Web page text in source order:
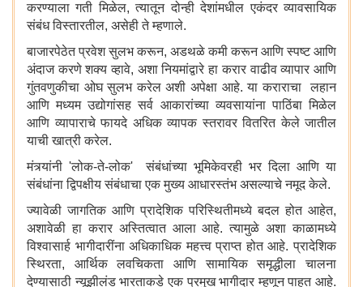
करण्याला गती मिळेल, त्यातून दोन्ही देशांमधील एकंदर व्यावसायिक
संबंध विस्तारतील, असेही ते म्हणाले.
बाजारपेठेत प्रवेश सुलभ करून, अडथळे कमी करून आणि स्पष्ट आणि
अंदाज करणे शक्य व्हावे, अशा नियमांद्वारे हा करार वाढीव व्यापार आणि
गुंतवणुकीचा ओघ सुलभ करेल अशी अपेक्षा आहे. या कराराचा लहान
आणि मध्यम उद्योगांसह सर्व आकारांच्या व्यवसायांना पाठिंबा मिळेल
आणि व्यापाराचे फायदे अधिक व्यापक स्तरावर वितरित केले जातील
याची खात्री करेल.
मंत्र्यांनी 'लोक-ते-लोक' संबंधांच्या भूमिकेवरही भर दिला आणि या
संबंधांना द्विपक्षीय संबंधाचा एक मुख्य आधारस्तंभ असल्याचे नमूद केले.
ज्यावेळी जागतिक आणि प्रादेशिक परिस्थितीमध्ये बदल होत आहेत,
अशावेळी हा करार अस्तित्वात आला आहे. त्यामुळे अशा काळामध्‍ये
विश्वासार्ह भागीदारींना अधिकाधिक महत्त्व प्राप्त होत आहे. प्रादेशिक
स्थिरता, आर्थिक लवचिकता आणि सामायिक समृद्धीला चालना
देण्यासाठी न्यूझीलंड भारताकडे एक प्रमुख भागीदार म्हणून पाहत आहे.